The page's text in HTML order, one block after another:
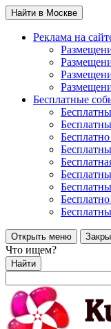
Найти в Москве
Реклама на
Бесплатные
Открыть меню
Что ищем?
Найти